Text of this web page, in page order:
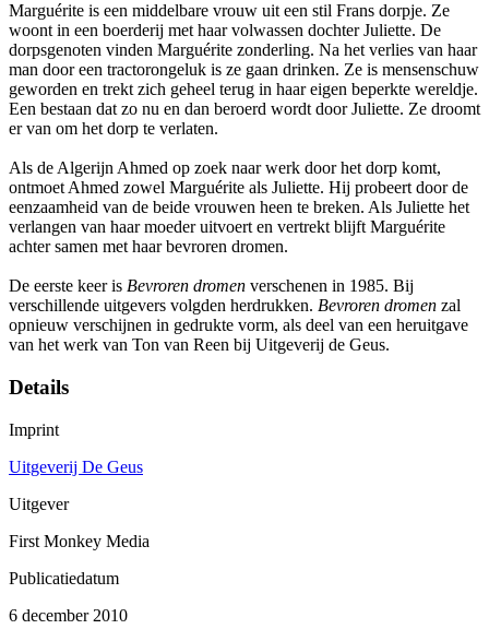
Marguérite is een middelbare vrouw uit een stil Frans dorpje. Ze
woont in een boerderij met haar volwassen dochter Juliette. De
dorpsgenoten vinden Marguérite zonderling. Na het verlies van haar
man door een tractorongeluk is ze gaan drinken. Ze is mensenschuw
geworden en trekt zich geheel terug in haar eigen beperkte wereldje.
Een bestaan dat zo nu en dan beroerd wordt door Juliette. Ze droomt
er van om het dorp te verlaten.
Als de Algerijn Ahmed op zoek naar werk door het dorp komt,
ontmoet Ahmed zowel Marguérite als Juliette. Hij probeert door de
eenzaamheid van de beide vrouwen heen te breken. Als Juliette het
verlangen van haar moeder uitvoert en vertrekt blijft Marguérite
achter samen met haar bevroren dromen.
De eerste keer is Bevroren dromen verschenen in 1985. Bij
verschillende uitgevers volgden herdrukken. Bevroren dromen zal
opnieuw verschijnen in gedrukte vorm, als deel van een heruitgave
van het werk van Ton van Reen bij Uitgeverij de Geus.
Details
Imprint
Uitgeverij De Geus
Uitgever
First Monkey Media
Publicatiedatum
6 december 2010